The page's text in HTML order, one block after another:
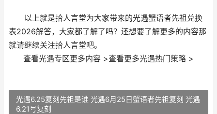
以上就是拾人言堂为大家带来的光遇蟹语者先祖兑换
表2026解答，大家都了解了吗？还想要了解更多的内容那
就请继续关注拾人言堂吧。
查看光遇专区更多内容 >查看更多光遇热门策略 >
光遇6.25复刻先祖是谁 光遇6月25日蟹语者先祖复刻 光遇
6.21号复刻